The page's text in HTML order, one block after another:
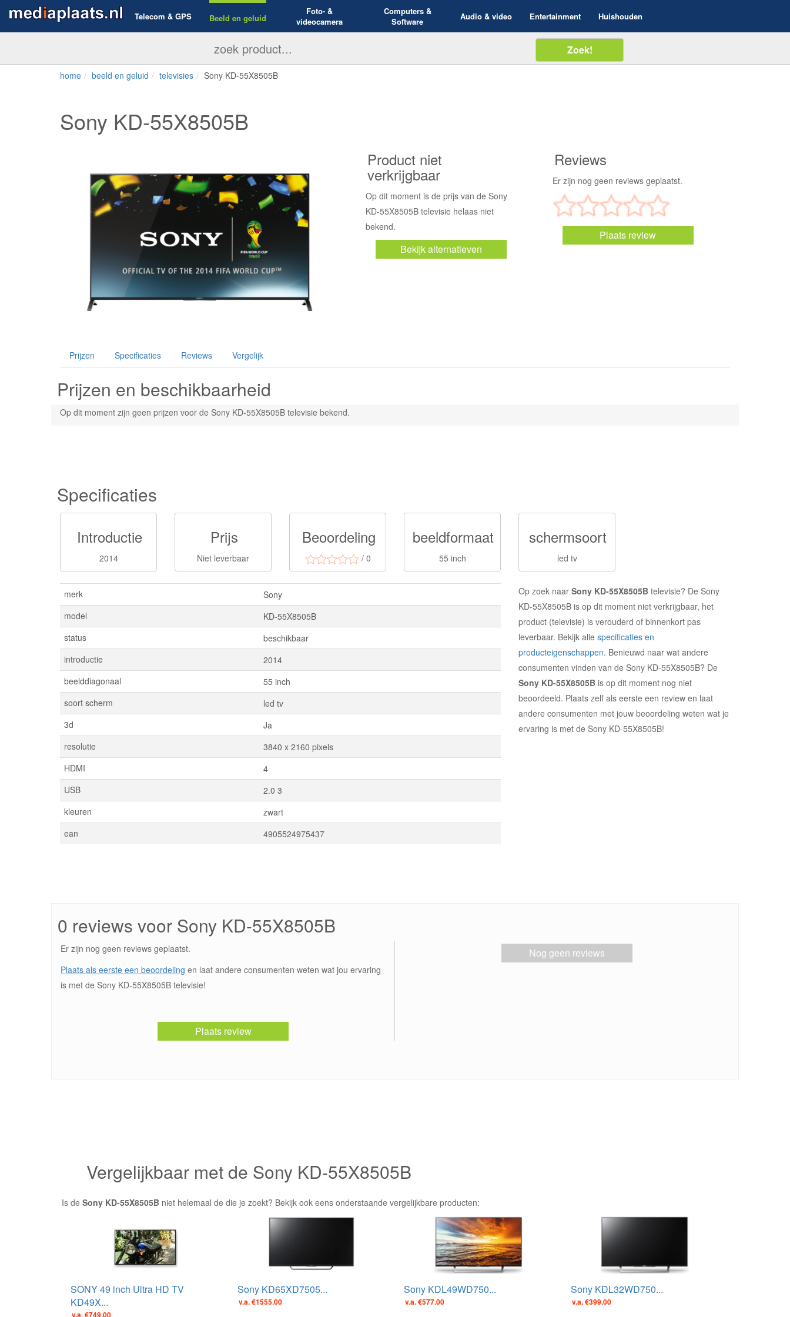
Telecom & GPS Beeld en geluid
Foto- &
videocamera
Computers &
Software
Audio & video Entertainment Huishouden
home beeld en geluid televisies Sony KD-55X8505B
Sony KD-55X8505B
Product niet
verkrijgbaar
Op dit moment is de prijs van de Sony
KD-55X8505B televisie helaas niet
bekend.
Bekijk alternatieven
Reviews
Er zijn nog geen reviews geplaatst.
Plaats review
Prijzen Specificaties Reviews Vergelijk
Prijzen en beschikbaarheid
Op dit moment zijn geen prijzen voor de Sony KD-55X8505B televisie bekend.
Specificaties
Introductie
2014
Prijs
Niet leverbaar
Beoordeling
/ 0
beeldformaat
55 inch
schermsoort
led tv
merk
Sony
model
KD-55X8505B
status
beschikbaar
introductie
2014
beelddiagonaal
55 inch
soort scherm
led tv
3d
Ja
resolutie
3840 x 2160 pixels
HDMI
4
USB
2.0 3
kleuren
zwart
ean
4905524975437
Op zoek naar Sony KD-55X8505B televisie? De Sony
KD-55X8505B is op dit moment niet verkrijgbaar, het
product (televisie) is verouderd of binnenkort pas
leverbaar. Bekijk alle specificaties en
producteigenschappen. Benieuwd naar wat andere
consumenten vinden van de Sony KD-55X8505B? De
Sony KD-55X8505B is op dit moment nog niet
beoordeeld. Plaats zelf als eerste een review en laat
andere consumenten met jouw beoordeling weten wat je
ervaring is met de Sony KD-55X8505B!
0 reviews voor Sony KD-55X8505B
Er zijn nog geen reviews geplaatst.
Plaats als eerste een beoordeling en laat andere consumenten weten wat jou ervaring
is met de Sony KD-55X8505B televisie!
Plaats review
Nog geen reviews
Vergelijkbaar met de Sony KD-55X8505B
Is de Sony KD-55X8505B niet helemaal de die je zoekt? Bekijk ook eens onderstaande vergelijkbare producten:
SONY 49 inch Ultra HD TV
KD49X...
v.a. €749.00
Sony KD65XD7505...
v.a. €1555.00
Sony KDL49WD750...
v.a. €577.00
Sony KDL32WD750...
v.a. €399.00